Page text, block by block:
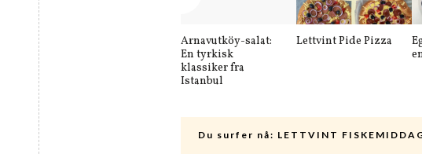
Arnavutköy-salat:
En tyrkisk
klassiker fra
Istanbul
Lettvint Pide Pizza
Du surfer nå: LETTVINT